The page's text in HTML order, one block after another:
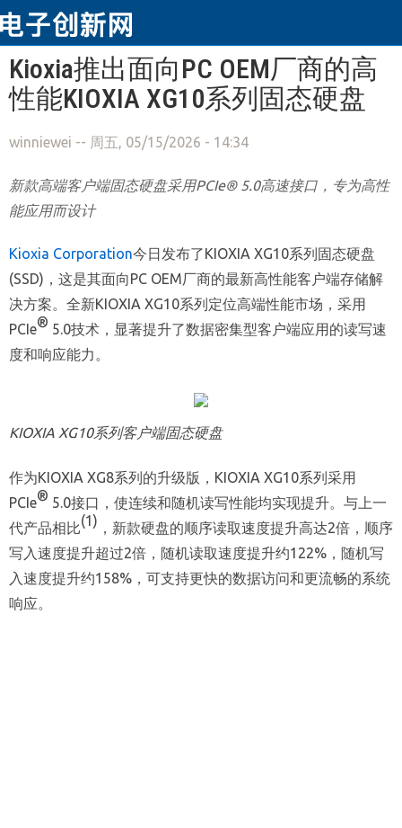
跳转到主要内容
Kioxia推出面向PC OEM厂商的高
性能KIOXIA XG10系列固态硬盘
winniewei -- 周五, 05/15/2026 - 14:34
新款高端客户端固态硬盘采用PCIe® 5.0高速接口，专为高性
能应用而设计
Kioxia Corporation今日发布了KIOXIA XG10系列固态硬盘
(SSD)，这是其面向PC OEM厂商的最新高性能客户端存储解
决方案。全新KIOXIA XG10系列定位高端性能市场，采用
PCIe® 5.0技术，显著提升了数据密集型客户端应用的读写速
度和响应能力。
KIOXIA XG10系列客户端固态硬盘
作为KIOXIA XG8系列的升级版，KIOXIA XG10系列采用
PCIe® 5.0接口，使连续和随机读写性能均实现提升。与上一
代产品相比(1) ，新款硬盘的顺序读取速度提升高达2倍，顺序
写入速度提升超过2倍，随机读取速度提升约122%，随机写
入速度提升约158%，可支持更快的数据访问和更流畅的系统
响应。